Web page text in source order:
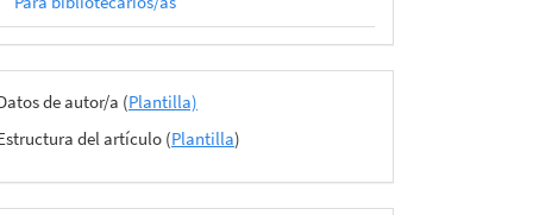
de autor/a (Plantilla)
del artículo (Plantilla)